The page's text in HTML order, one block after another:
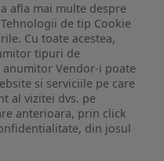
afla mai multe despre
de tip Cookie
Cu toate acestea,
tipuri de
Vendor-i poate
si serviciile pe care
al vizitei dvs. pe
anterioara, prin click
din josul